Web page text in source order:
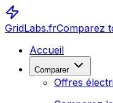
GridLabs.frComparez
Accueil
Comparer
Offres